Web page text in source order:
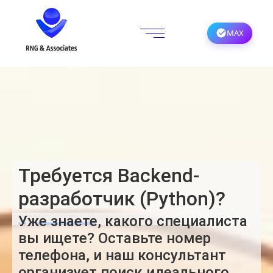
MAX
Требуется Backend-
разработчик (Python)?
Уже знаете, какого специалиста
вы ищете? Оставьте номер
телефона, и наш консультант